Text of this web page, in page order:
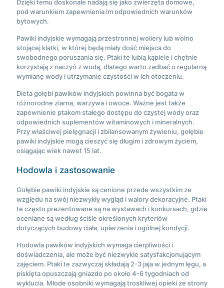
Dzięki temu doskonale nadają się jako zwierzęta domowe,
pod warunkiem zapewnienia im odpowiednich warunków
bytowych.
Pawiki indyjskie wymagają przestronnej woliery lub wolno
stojącej klatki, w której będą miały dość miejsca do
swobodnego poruszania się. Ptaki te lubią kąpiele i chętnie
korzystają z naczyń z wodą, dlatego warto zadbać o regularną
wymianę wody i utrzymanie czystości w ich otoczeniu.
Dieta gołębi pawików indyjskich powinna być bogata w
różnorodne ziarna, warzywa i owoce. Ważne jest także
zapewnienie ptakom stałego dostępu do czystej wody oraz
odpowiednich suplementów witaminowych i mineralnych.
Przy właściwej pielęgnacji i zbilansowanym żywieniu, gołębie
pawiki indyjskie mogą cieszyć się długim i zdrowym życiem,
osiągając wiek nawet 15 lat.
Hodowla i zastosowanie
Gołębie pawiki indyjskie są cenione przede wszystkim ze
względu na swój niezwykły wygląd i walory dekoracyjne. Ptaki
te często prezentowane są na wystawach i konkursach, gdzie
oceniane są według ściśle określonych kryteriów
dotyczących budowy ciała, upierzenia i ogólnej kondycji.
Hodowla pawików indyjskich wymaga cierpliwości i
doświadczenia, ale może być niezwykle satysfakcjonującym
zajęciem. Ptaki te zazwyczaj składają 2-3 jaja w jednym lęgu, a
pisklęta opuszczają gniazdo po około 4-6 tygodniach od
wyklucia. Młode osobniki wymagają troskliwej opieki ze strony